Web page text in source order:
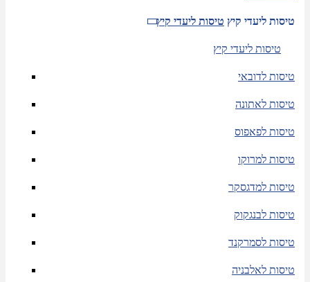
טיסות ליעדי קיץ טיסות ליעדי קיץ
טיסות ליעדי קיץ
טיסות לדובאי
טיסות לאתונה
טיסות לפאפוס
טיסות למרוקו
טיסות למדגסקר
טיסות לבנגקוק
טיסות לסמרקנד
טיסות לאלבניה